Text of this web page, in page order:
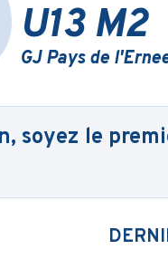
U13 M2
GJ Pays de
soyez le